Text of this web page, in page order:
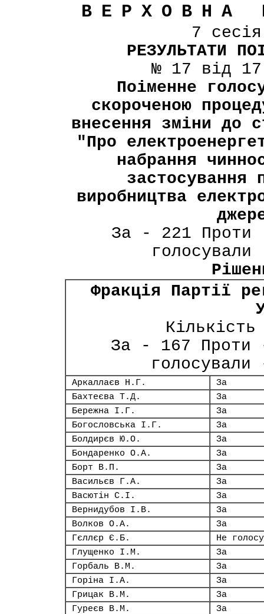
ВЕРХОВНА
7
РЕЗУЛЬТАТИ
№ 17 від
Поіменне
скороченою
внесення зміни до
"Про
набрання
застосування
виробництва
За - 221 Проти
Фракція Партії
За - 167 Проти
Аркаллаєв Н.Г.
За
Бахтеєва Т.Д.
За
Бережна І.Г.
За
Богословська І.Г.
За
Болдирєв Ю.О.
За
Бондаренко О.А.
За
Борт В.П.
За
Васильєв Г.А.
За
Васютін С.І.
За
Вернидубов І.В.
За
Волков О.А.
За
Гєллєр Є.Б.
Не
Глущенко І.М.
За
Горбаль В.М.
За
Горіна І.А.
За
Грицак В.М.
За
Гуреєв В.М.
За